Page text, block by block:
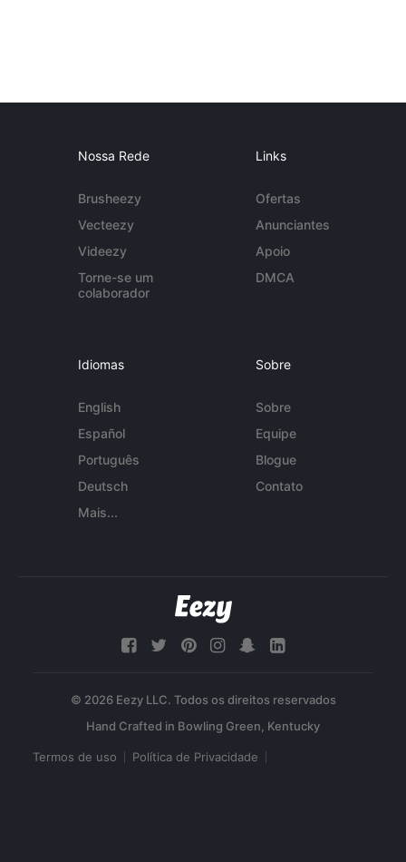
Nossa Rede
Brusheezy
Vecteezy
Videezy
Torne-se um
colaborador
Links
Ofertas
Anunciantes
Apoio
DMCA
Idiomas
English
Español
Português
Deutsch
Mais...
Sobre
Sobre
Equipe
Blogue
Contato
© 2026 Eezy LLC. Todos os direitos reservados
Termos de uso Política de Privacidade